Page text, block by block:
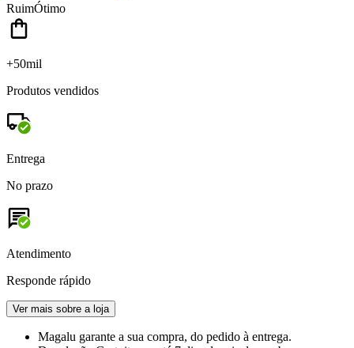
RuimÓtimo
+50mil
Produtos vendidos
Entrega
No prazo
Atendimento
Responde rápido
Ver mais sobre a loja
Magalu garante a sua compra, do pedido à entrega.